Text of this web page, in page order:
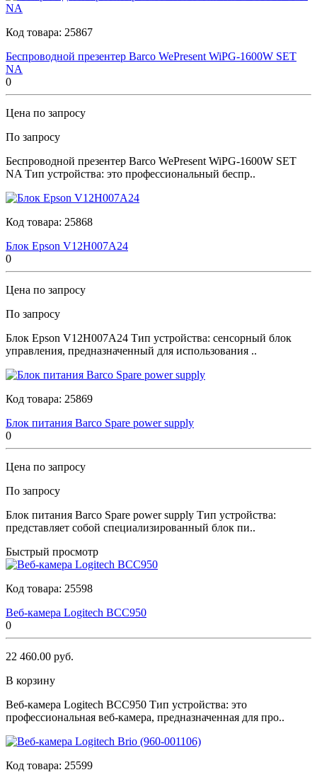
Код товара: 25867
Беспроводной презентер Barco WePresent WiPG-1600W SET
NA
0
Цена по запросу
По запросу
Беспроводной презентер Barco WePresent WiPG-1600W SET
NA Тип устройства: это профессиональный беспр..
Код товара: 25868
Блок Epson V12H007A24
0
Цена по запросу
По запросу
Блок Epson V12H007A24 Тип устройства: сенсорный блок
управления, предназначенный для использования ..
Код товара: 25869
Блок питания Barco Spare power supply
0
Цена по запросу
По запросу
Блок питания Barco Spare power supply Тип устройства:
представляет собой специализированный блок пи..
Быстрый просмотр
Код товара: 25598
Веб-камера Logitech BCC950
0
22 460.00 руб.
В корзину
Веб-камера Logitech BCC950 Тип устройства: это
профессиональная веб-камера, предназначенная для про..
Код товара: 25599